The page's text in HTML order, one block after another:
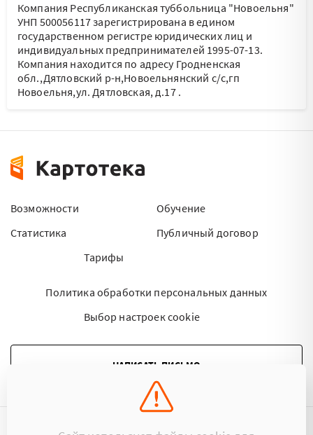
Компания Республиканская туббольница "Новоельня"
УНП 500056117 зарегистрирована в едином
государственном регистре юридических лиц и
индивидуальных предпринимателей 1995-07-13.
Компания находится по адресу Гродненская
обл.,Дятловский р-н,Новоельнянский с/с,гп
Новоельня,ул. Дятловская, д.17.
Возможности
Статистика
Тарифы
Обучение
Публичный договор
Политика обработки персональных данных
Выбор настроек cookie
НАПИСАТЬ ПИСЬМО